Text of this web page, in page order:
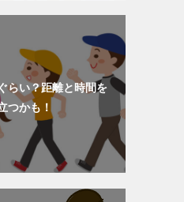
らい？距離と時間を
つかも！